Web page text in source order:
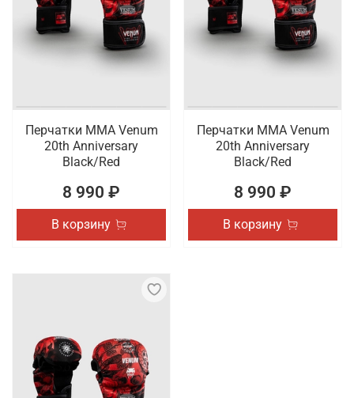
Перчатки ММА Venum
20th Anniversary
Black/Red
8 990 ₽
В корзину
Перчатки ММА Venum
20th Anniversary
Black/Red
8 990 ₽
В корзину